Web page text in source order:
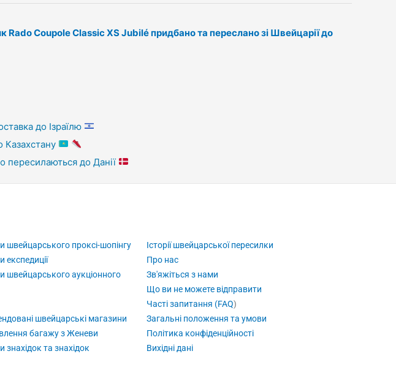
Rado Coupole Classic XS Jubilé придбано та переслано зі Швейцарії до
до Ізраїлю
Казахстану
пересилаються до Данії
швейцарського проксі-шопінгу
експедиції
швейцарського аукціонного
швейцарські магазини
багажу з Женеви
знахідок та знахідок
Історії швейцарської пересилки
Про нас
Зв'яжіться з нами
Що ви не можете відправити
Часті запитання (FAQ)
Загальні положення та умови
Політика конфіденційності
Вихідні дані